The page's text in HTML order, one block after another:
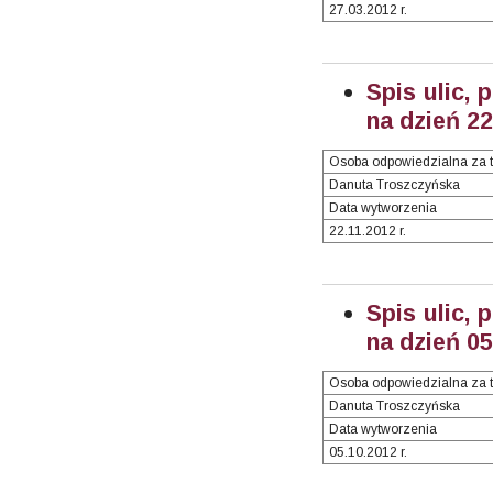
27.03.2012 r.
Spis ulic,
na dzień
Osoba odpowiedzialna za
Danuta Troszczyńska
Data wytworzenia
22.11.2012 r.
Spis ulic,
na dzień
Osoba odpowiedzialna za
Danuta Troszczyńska
Data wytworzenia
05.10.2012 r.